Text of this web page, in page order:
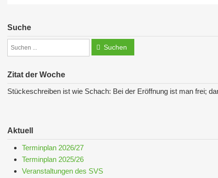
Suche
Suchen
Zitat der Woche
Stückeschreiben ist wie Schach: Bei der Eröffnung ist man frei;
Aktuell
Terminplan 2026/27
Terminplan 2025/26
Veranstaltungen des SVS